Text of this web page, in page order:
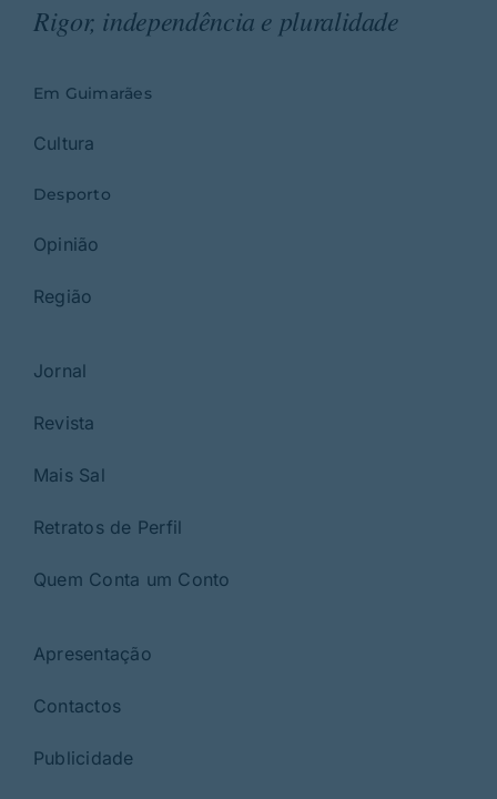
Rigor, independência e pluralidade
Em Guimarães
Cultura
Desporto
Opinião
Região
Jornal
Revista
Mais Sal
Retratos de Perfil
Quem Conta um Conto
Apresentação
Contactos
Publicidade